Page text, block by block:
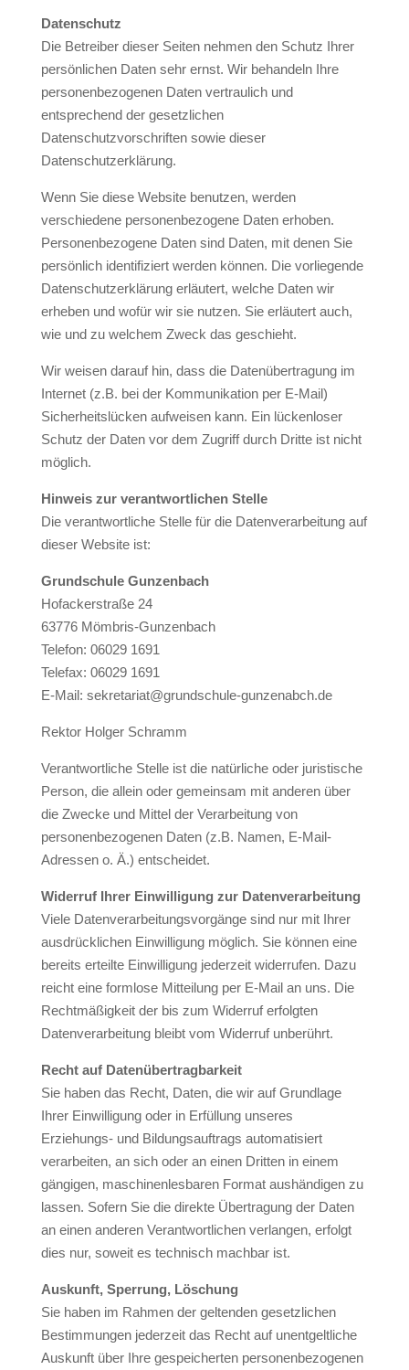
Datenschutz
Die Betreiber dieser Seiten nehmen den Schutz Ihrer
persönlichen Daten sehr ernst. Wir behandeln Ihre
personenbezogenen Daten vertraulich und
entsprechend der gesetzlichen
Datenschutzvorschriften sowie dieser
Datenschutzerklärung.
Wenn Sie diese Website benutzen, werden
verschiedene personenbezogene Daten erhoben.
Personenbezogene Daten sind Daten, mit denen Sie
persönlich identifiziert werden können. Die vorliegende
Datenschutzerklärung erläutert, welche Daten wir
erheben und wofür wir sie nutzen. Sie erläutert auch,
wie und zu welchem Zweck das geschieht.
Wir weisen darauf hin, dass die Datenübertragung im
Internet (z.B. bei der Kommunikation per E-Mail)
Sicherheitslücken aufweisen kann. Ein lückenloser
Schutz der Daten vor dem Zugriff durch Dritte ist nicht
möglich.
Hinweis zur verantwortlichen Stelle
Die verantwortliche Stelle für die Datenverarbeitung auf
dieser Website ist:
Grundschule Gunzenbach
Hofackerstraße 24
63776 Mömbris-Gunzenbach
Telefon: 06029 1691
Telefax: 06029 1691
E-Mail: sekretariat@grundschule-gunzenabch.de
Rektor Holger Schramm
Verantwortliche Stelle ist die natürliche oder juristische
Person, die allein oder gemeinsam mit anderen über
die Zwecke und Mittel der Verarbeitung von
personenbezogenen Daten (z.B. Namen, E-Mail-
Adressen o. Ä.) entscheidet.
Widerruf Ihrer Einwilligung zur Datenverarbeitung
Viele Datenverarbeitungsvorgänge sind nur mit Ihrer
ausdrücklichen Einwilligung möglich. Sie können eine
bereits erteilte Einwilligung jederzeit widerrufen. Dazu
reicht eine formlose Mitteilung per E-Mail an uns. Die
Rechtmäßigkeit der bis zum Widerruf erfolgten
Datenverarbeitung bleibt vom Widerruf unberührt.
Recht auf Datenübertragbarkeit
Sie haben das Recht, Daten, die wir auf Grundlage
Ihrer Einwilligung oder in Erfüllung unseres
Erziehungs- und Bildungsauftrags automatisiert
verarbeiten, an sich oder an einen Dritten in einem
gängigen, maschinenlesbaren Format aushändigen zu
lassen. Sofern Sie die direkte Übertragung der Daten
an einen anderen Verantwortlichen verlangen, erfolgt
dies nur, soweit es technisch machbar ist.
Auskunft, Sperrung, Löschung
Sie haben im Rahmen der geltenden gesetzlichen
Bestimmungen jederzeit das Recht auf unentgeltliche
Auskunft über Ihre gespeicherten personenbezogenen